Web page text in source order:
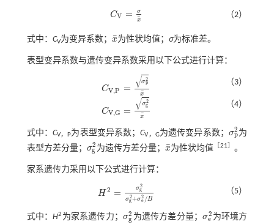
CV =
σ
x
¯
CV= σx¯ （2）
式中： CV为变异系数； x
¯
x¯为性状均值； σ为标准差。
表型变异系数与遗传变异系数采用以下公式进行计算：
CV,P =
σ2
p
√
x
¯
CV,P= σp2 x¯
（3）
CV,G =
σ2
g
√
x
¯
CV,G= σg 2x¯
（4）
式中：CV，P为表型变异系数；CV，G为遗传变异系数； σ2
p
σp2为
表型方差分量； σ2
g
σg2为遗传方差分量； x
¯
x¯为性状均值 ［21 。
家系遗传力采用以下公式进行计算：
H 2 = σ2
g
σ2
g+σ2
e /B
H2= σg2 σg2+σe2 （5）
式中：H2 为家系遗传力； σ2
g
σg2为遗传方差分量；σ2
e
σe2为环境方